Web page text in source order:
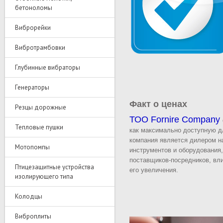
бетоноломы
Виброрейки
Вибротрамбовки
Глубинные вибраторы
Генераторы
Резцы дорожные
Тепловые пушки
Мотопомпы
Птицезащитные устройства
изолирующего типа
Колодцы
Виброплиты
Факт о ценах
ТОО Fornire Company
как максимально доступную
компания является дилером
инструментов и
поставщиков-посредников,
его увеличения.